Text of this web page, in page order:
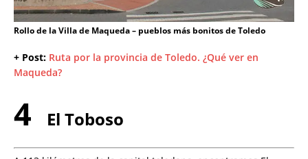
Rollo de la Villa de Maqueda – pueblos más bonitos de Toledo
+ Post: Ruta por la provincia de Toledo. ¿Qué ver en
Maqueda?
4 El Toboso